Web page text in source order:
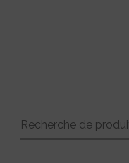
Recherche